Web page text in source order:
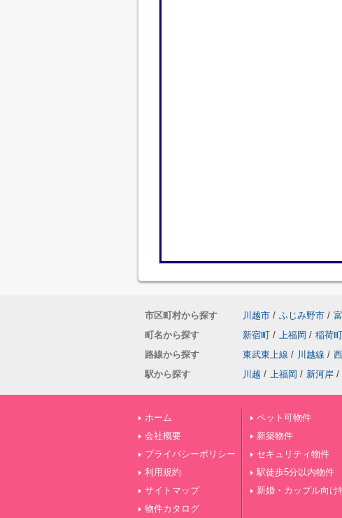
市区町村から探す 川越市 / ふじみ野市 /
町名から探す
新宿町 / 上福岡 / 稲荷町
路線から探す
東武東上線 / 川越線 /
駅から探す
川越 / 上福岡 / 新河岸 /
ホーム
会社概要
プライバシーポリシー
利用規約
サイトマップ
物件カタログ
ペット可物件
新築物件
セキュリティ物件
駅徒歩5分以内物件
新婚・カップル向け